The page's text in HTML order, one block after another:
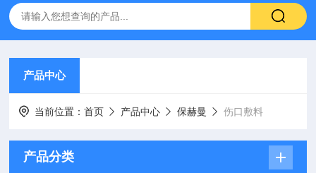
产品中心
当前位置：首页 产品中心 保赫曼 伤口敷料
产品分类